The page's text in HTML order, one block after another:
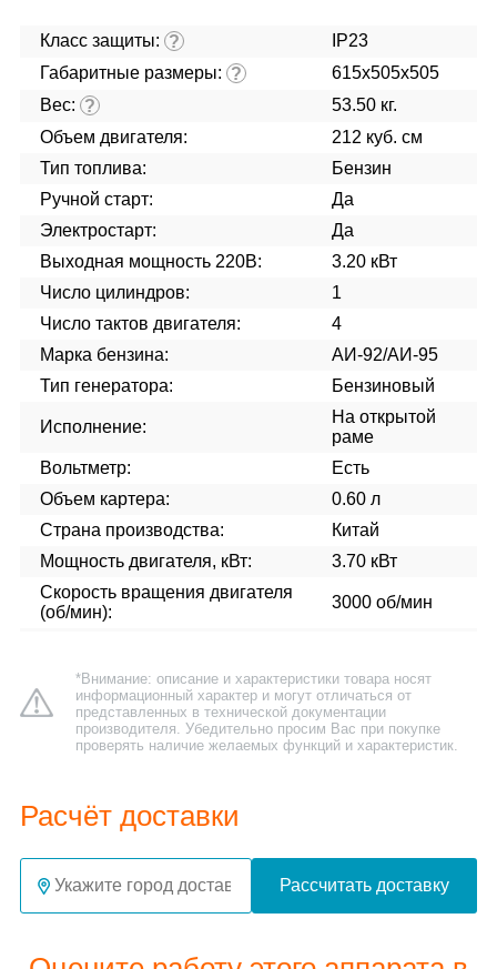
Класс защиты: ?
IP23
Габаритные размеры: ?
615x505x505
Вес: ?
53.50 кг.
Объем двигателя:
212 куб. см
Тип топлива:
Бензин
Ручной старт:
Да
Электростарт:
Да
Выходная мощность 220В:
3.20 кВт
Число цилиндров:
1
Число тактов двигателя:
4
Марка бензина:
АИ-92/АИ-95
Тип генератора:
Бензиновый
Исполнение:
На открытой
раме
Вольтметр:
Есть
Объем картера:
0.60 л
Страна производства:
Китай
Мощность двигателя, кВт:
3.70 кВт
Скорость вращения двигателя
(об/мин):
3000 об/мин
*Внимание: описание и характеристики товара носят
информационный характер и могут отличаться от
представленных в технической документации
производителя. Убедительно просим Вас при покупке
проверять наличие желаемых функций и характеристик.
Расчёт доставки
Рассчитать доставку